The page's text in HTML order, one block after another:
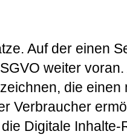
Auf der einen
weiter
die einen
Verbraucher
Digitale Inhalte-